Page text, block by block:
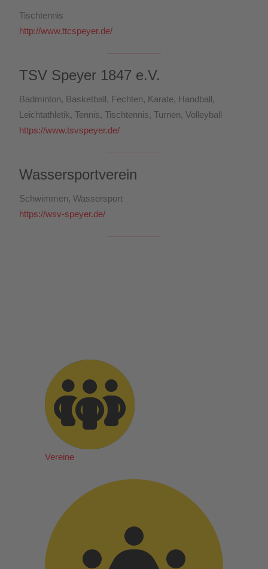
Tischtennis
http://www.ttcspeyer.de/
TSV Speyer 1847 e.V.
Badminton, Basketball, Fechten, Karate, Handball,
Leichtathletik, Tennis, Tischtennis, Turnen, Volleyball
https://www.tsvspeyer.de/
Wassersportverein
Schwimmen, Wassersport
https://wsv-speyer.de/
Vereine